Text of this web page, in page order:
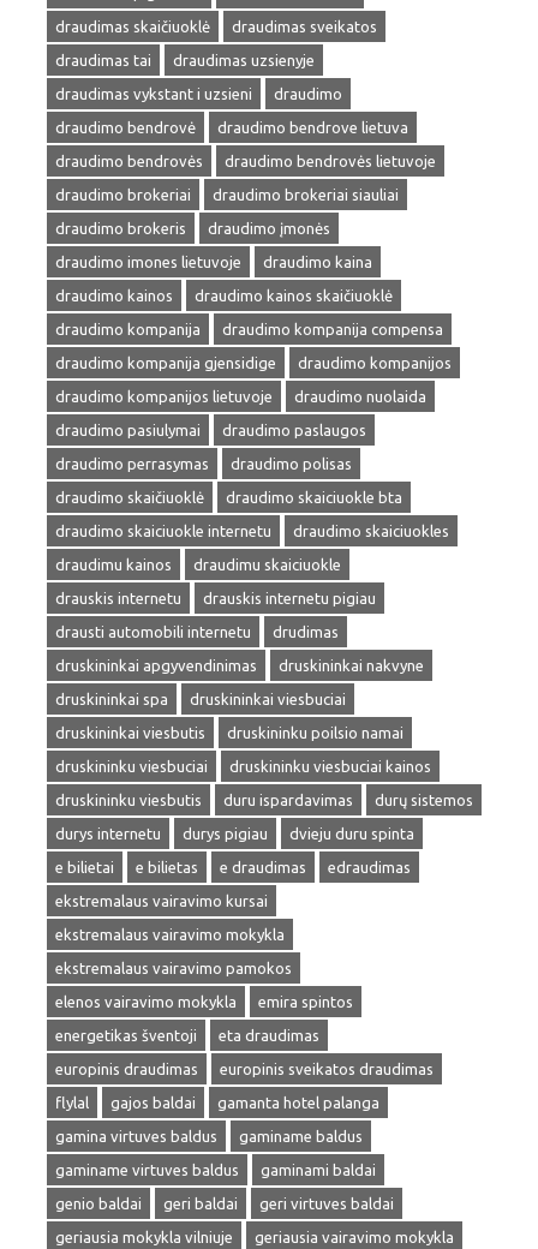
draudimas skaičiuoklė
draudimas sveikatos
draudimas tai
draudimas uzsienyje
draudimas vykstant i uzsieni
draudimo
draudimo bendrovė
draudimo bendrove lietuva
draudimo bendrovės
draudimo bendrovės lietuvoje
draudimo brokeriai
draudimo brokeriai siauliai
draudimo brokeris
draudimo įmonės
draudimo imones lietuvoje
draudimo kaina
draudimo kainos
draudimo kainos skaičiuoklė
draudimo kompanija
draudimo kompanija compensa
draudimo kompanija gjensidige
draudimo kompanijos
draudimo kompanijos lietuvoje
draudimo nuolaida
draudimo pasiulymai
draudimo paslaugos
draudimo perrasymas
draudimo polisas
draudimo skaičiuoklė
draudimo skaiciuokle bta
draudimo skaiciuokle internetu
draudimo skaiciuokles
draudimu kainos
draudimu skaiciuokle
drauskis internetu
drauskis internetu pigiau
drausti automobili internetu
drudimas
druskininkai apgyvendinimas
druskininkai nakvyne
druskininkai spa
druskininkai viesbuciai
druskininkai viesbutis
druskininku poilsio namai
druskininku viesbuciai
druskininku viesbuciai kainos
druskininku viesbutis
duru ispardavimas
durų sistemos
durys internetu
durys pigiau
dvieju duru spinta
e bilietai
e bilietas e draudimas
edraudimas
ekstremalaus vairavimo kursai
ekstremalaus vairavimo mokykla
ekstremalaus vairavimo pamokos
elenos vairavimo mokykla
emira spintos
energetikas šventoji
eta draudimas
europinis draudimas
europinis sveikatos draudimas
flylal
gajos baldai
gamanta hotel palanga
gamina virtuves baldus
gaminame baldus
gaminame virtuves baldus
gaminami baldai
genio baldai
geri baldai
geri virtuves baldai
geriausia mokykla vilniuje
geriausia vairavimo mokykla